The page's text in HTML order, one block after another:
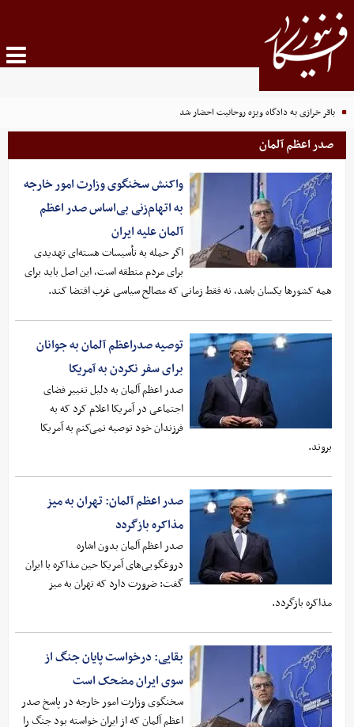
باقر خرازی به دادگاه ویژه روحانیت احضار شد
صدر اعظم آلمان
واکنش سخنگوی وزارت امور خارجه
به اتهام‌زنی بی‌اساس صدر اعظم
آلمان علیه ایران
اگر حمله به تأسیسات هسته‌ای تهدیدی
برای مردم منطقه است، این اصل باید برای
همه کشورها یکسان باشد، نه فقط زمانی که مصالح سیاسی غرب اقتضا کند.
توصیه صدراعظم آلمان به جوانان
برای سفر نکردن به آمریکا
صدر اعظم آلمان به دلیل تغییر فضای
اجتماعی در آمریکا اعلام کرد که به
فرزندان خود توصیه نمی‌کنم به آمریکا
بروند.
صدر اعظم آلمان: تهران به میز
مذاکره بازگردد
صدر اعظم آلمان بدون اشاره
دروغگویی‌های آمریکا حین مذاکره با ایران
گفت: ضرورت دارد که تهران به میز
مذاکره بازگردد.
بقایی: درخواست پایان جنگ از
سوی ایران مضحک است
سخنگوی وزارت امور خارجه در پاسخ صدر
اعظم آلمان که از ایران خواسته بود جنگ را